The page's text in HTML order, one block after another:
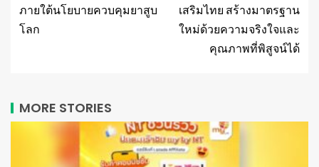
ภายใต้นโยบายควบคุมยาสูบ
โลก
เสริมไทย สร้างมาตรฐาน
ใหม่ด้วยความจริงใจและ
คุณภาพที่พิสูจน์ได้
MORE STORIES